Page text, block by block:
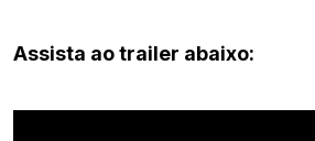
Assista ao trailer abaixo: